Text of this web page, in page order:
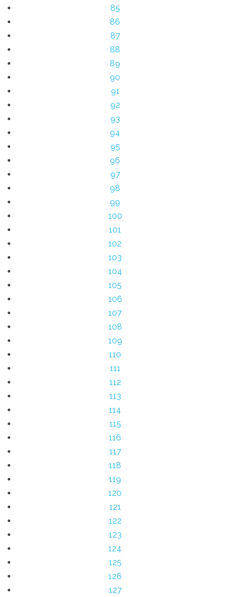
85
86
87
88
89
90
91
92
93
94
95
96
97
98
99
100
101
102
103
104
105
106
107
108
109
110
111
112
113
114
115
116
117
118
119
120
121
122
123
124
125
126
127